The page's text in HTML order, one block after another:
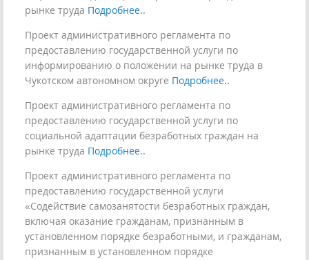
рынке труда Подробнее..
Проект административного регламента по
предоставлению государственной услуги по
информированию о положении на рынке труда в
Чукотском автономном округе Подробнее..
Проект административного регламента по
предоставлению государственной услуги по
социальной адаптации безработных граждан на
рынке труда Подробнее..
Проект административного регламента по
предоставлению государственной услуги
«Содействие самозанятости безработных граждан,
включая оказание гражданам, признанным в
установленном порядке безработными, и гражданам,
признанным в установленном порядке